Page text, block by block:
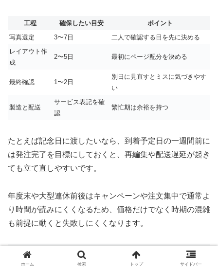
工程 確保したい目安
ポイント
写真選定
3〜7日
二人で確認する日を先に決める
レイアウト作
成
2〜5日 最初にページ配分を決める
最終確認 1〜2日
別日に見直すとミスに気づきやす
い
製造と配送
サービス表記を確
認
繁忙期は余裕を持つ
たとえば記念日に渡したいなら、到着予定日の一週間前に
は発注完了を目標にしておくと、再編集や配送遅延が起き
ても立て直しやすいです。
年度末や大型連休前後はキャンペーンや注文集中で通常よ
り時間が読みにくくなるため、価格だけでなく時期の混雑
も前提に動くと失敗しにくくなります。
両親用と増刷まで見据えた使い分け
ホーム 検索 トップ サイドバー